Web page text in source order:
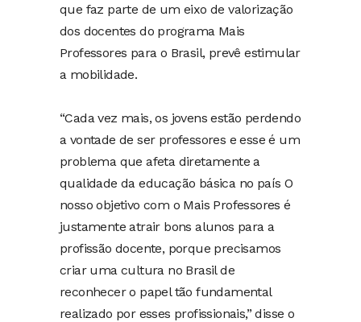
que faz parte de um eixo de valorização
dos docentes do programa Mais
Professores para o Brasil, prevê estimular
a mobilidade.
“Cada vez mais, os jovens estão perdendo
a vontade de ser professores e esse é um
problema que afeta diretamente a
qualidade da educação básica no país O
nosso objetivo com o Mais Professores é
justamente atrair bons alunos para a
profissão docente, porque precisamos
criar uma cultura no Brasil de
reconhecer o papel tão fundamental
realizado por esses profissionais,” disse o